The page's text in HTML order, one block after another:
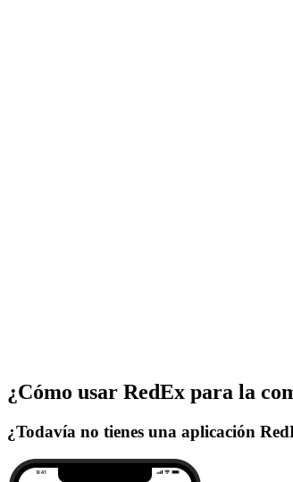
¿Cómo usar RedEx para la
¿Todavía no tienes una aplicación